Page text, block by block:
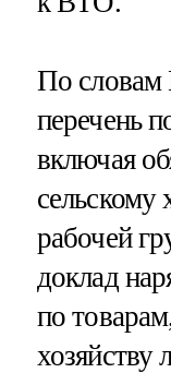
По словам
перечень
включая
сельскому
рабочей
доклад
по
хозяйству